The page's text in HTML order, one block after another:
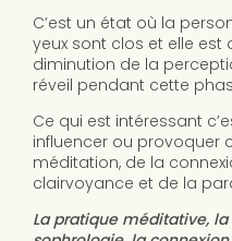
C’est un état où la
yeux sont clos et elle est
diminution de la
réveil pendant cette
Ce qui est intéressant
influencer ou provoquer
méditation, de la
clairvoyance et de la
La pratique méditative,